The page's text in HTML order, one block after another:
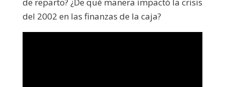
del 2002 en las finanzas de la caja?